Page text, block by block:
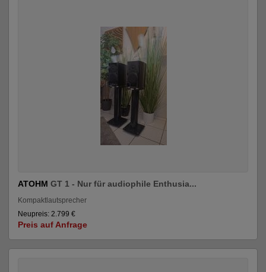
ATOHM GT 1 - Nur für audiophile Enthusia...
Kompaktlautsprecher
Neupreis: 2.799 €
Preis auf Anfrage